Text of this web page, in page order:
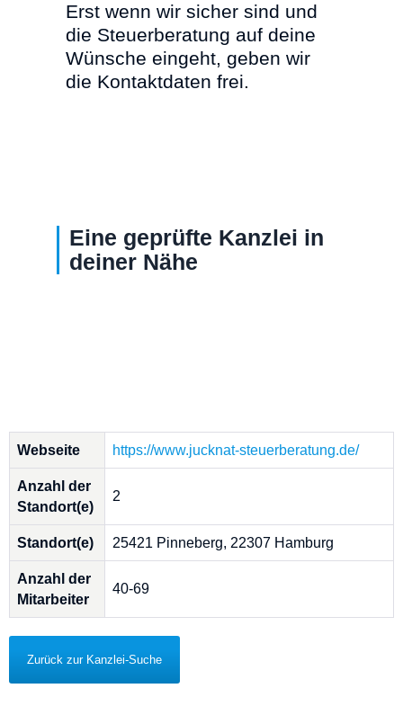
Erst wenn wir sicher sind und
die Steuerberatung auf deine
Wünsche eingeht, geben wir
die Kontaktdaten frei.
Eine geprüfte Kanzlei in
deiner Nähe
Webseite https://www.jucknat-steuerberatung.de/
Anzahl der
Standort(e)
2
Standort(e) 25421 Pinneberg, 22307 Hamburg
Anzahl der
Mitarbeiter
40-69
Zurück zur Kanzlei-Suche